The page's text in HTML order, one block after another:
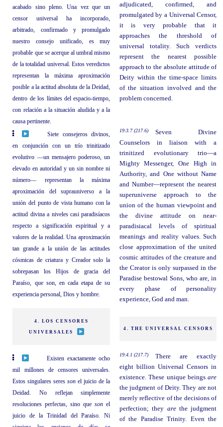
acabado sino pleno. Una vez que un
censor universal ha incorporado,
arbitrado, confirmado y promulgado
nuestro consejo unificado, es muy
probable que se acerque al umbral mismo
de la totalidad universal. Estos veredictos
representan la máxima aproximación
posible a la actitud absoluta de la Deidad,
dentro de los límites del espacio-tiempo,
con relación a la situación aludida y a la
causa pertinente.
adjudicated, confirmed, and
promulgated by a Universal Censor,
it is very probable that it
approaches the threshold of
universal totality. Such verdicts
represent the nearest possible
approach to the absolute attitude of
Deity within the time-space limits
of the situation involved and the
problem concerned.
Siete consejeros divinos,
en conjunción con un trío trinitizado
evolutivo —un mensajero poderoso, un
elevado en autoridad y un sin nombre ni
número— representan la máxima
aproximación del suprauniverso a la
unión del punto de vista humano con la
actitud divina a niveles casi paradisíacos
respecto a significación espiritual y a
valores de la realidad. Una aproximación
tan grande a la unión de las actitudes
cósmicas de criatura y Creador solo la
sobrepasan los Hijos de gracia del
Paraíso, que son, en cada etapa de su
experiencia personal, Dios y hombre.
19:3.7 (217.6)
Seven Divine
Counselors in liaison with a
trinitized evolutionary trio—a
Mighty Messenger, One High in
Authority, and One without Name
and Number—represent the nearest
superuniverse approach to the
union of the human viewpoint and
the divine attitude on near-
paradisiacal levels of spiritual
meanings and reality values. Such
close approximation of the united
cosmic attitudes of the creature and
the Creator is only surpassed in the
Paradise bestowal Sons, who are, in
every phase of personality
experience, God and man.
4. LOS CENSORES
UNIVERSALES
4. THE UNIVERSAL CENSORS
Existen exactamente ocho
mil millones de censores universales.
Estos singulares seresson el juicio de la
Deidad. No reflejan simplemente
resoluciones perfectas, sino queson el
juicio de la Trinidad del Paraíso. Ni
19:4.1 (217.7)
There are exactly
eight billion Universal Censors in
existence. These unique beingsare
the judgment of Deity. They are not
merely reflective of the decisions of
perfection; they arethe judgment
of the Paradise Trinity. Even the